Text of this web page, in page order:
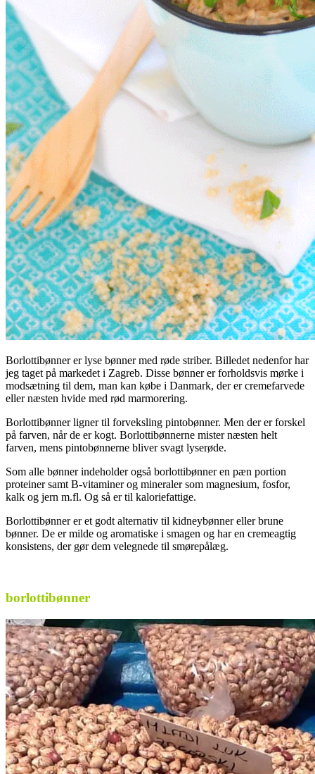
Borlottibønner er lyse bønner med røde striber. Billedet nedenfor har
jeg taget på markedet i Zagreb. Disse bønner er forholdsvis mørke i
modsætning til dem, man kan købe i Danmark, der er cremefarvede
eller næsten hvide med rød marmorering.
Borlottibønner ligner til forveksling pintobønner. Men der er forskel
på farven, når de er kogt. Borlottibønnerne mister næsten helt
farven, mens pintobønnerne bliver svagt lyserøde.
Som alle bønner indeholder også borlottibønner en pæn portion
proteiner samt B-vitaminer og mineraler som magnesium, fosfor,
kalk og jern m.fl. Og så er til kaloriefattige.
Borlottibønner er et godt alternativ til kidneybønner eller brune
bønner. De er milde og aromatiske i smagen og har en cremeagtig
konsistens, der gør dem velegnede til smørepålæg.
borlottibønner